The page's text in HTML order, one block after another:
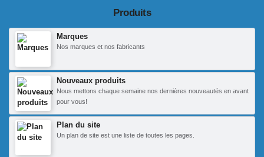
Produits
Marques
Nos marques et nos fabricants
Nouveaux produits
Nous mettons chaque semaine nos dernières nouveautés en avant
pour vous!
Plan du site
Un plan de site est une liste de toutes les pages.